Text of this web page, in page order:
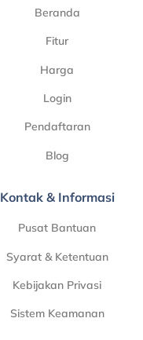
Beranda
Fitur
Harga
Login
Pendaftaran
Blog
Kontak & Informasi
Pusat Bantuan
Syarat & Ketentuan
Kebijakan Privasi
Sistem Keamanan